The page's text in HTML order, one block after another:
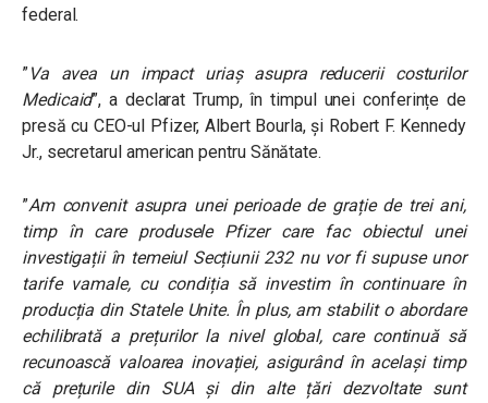
federal.
”Va avea un impact uriaș asupra reducerii costurilor
Medicaid”, a declarat Trump, în timpul unei conferințe de
presă cu CEO-ul Pfizer, Albert Bourla, și Robert F. Kennedy
Jr., secretarul american pentru Sănătate.
”Am convenit asupra unei perioade de grație de trei ani,
timp în care produsele Pfizer care fac obiectul unei
investigații în temeiul Secțiunii 232 nu vor fi supuse unor
tarife vamale, cu condiția să investim în continuare în
producția din Statele Unite. În plus, am stabilit o abordare
echilibrată a prețurilor la nivel global, care continuă să
recunoască valoarea inovației, asigurând în același timp
că prețurile din SUA și din alte țări dezvoltate sunt